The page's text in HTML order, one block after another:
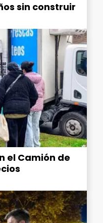
sin construir
el Camión de